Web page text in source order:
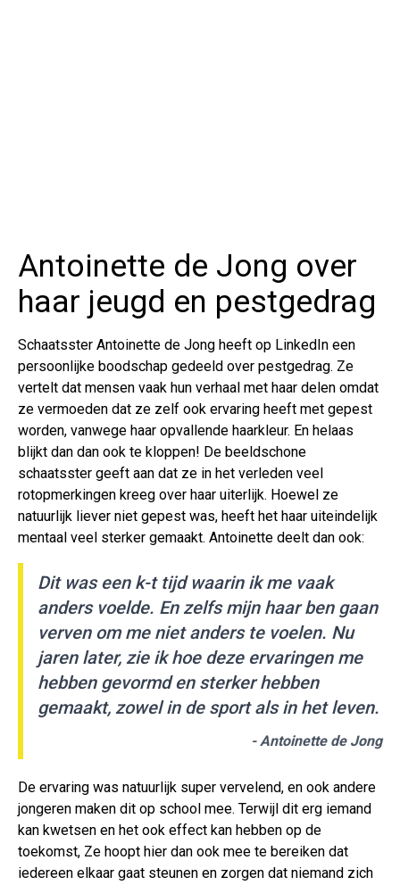
Antoinette de Jong over
haar jeugd en pestgedrag
Schaatsster Antoinette de Jong heeft op LinkedIn een
persoonlijke boodschap gedeeld over pestgedrag. Ze
vertelt dat mensen vaak hun verhaal met haar delen omdat
ze vermoeden dat ze zelf ook ervaring heeft met gepest
worden, vanwege haar opvallende haarkleur. En helaas
blijkt dan dan ook te kloppen! De beeldschone
schaatsster geeft aan dat ze in het verleden veel
rotopmerkingen kreeg over haar uiterlijk. Hoewel ze
natuurlijk liever niet gepest was, heeft het haar uiteindelijk
mentaal veel sterker gemaakt. Antoinette deelt dan ook:
Dit was een k-t tijd waarin ik me vaak
anders voelde. En zelfs mijn haar ben gaan
verven om me niet anders te voelen. Nu
jaren later, zie ik hoe deze ervaringen me
hebben gevormd en sterker hebben
gemaakt, zowel in de sport als in het leven.
- Antoinette de Jong
De ervaring was natuurlijk super vervelend, en ook andere
jongeren maken dit op school mee. Terwijl dit erg iemand
kan kwetsen en het ook effect kan hebben op de
toekomst, Ze hoopt hier dan ook mee te bereiken dat
iedereen elkaar gaat steunen en zorgen dat niemand zich